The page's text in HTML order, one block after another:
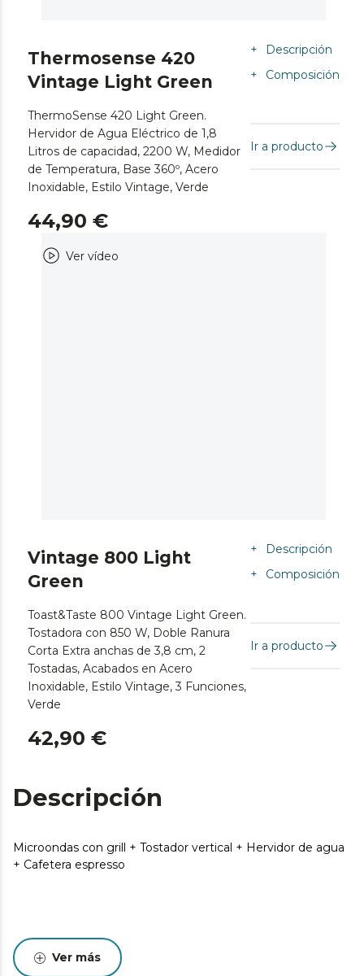
Thermosense 420
Vintage Light Green
ThermoSense 420 Light Green.
Hervidor de Agua Eléctrico de 1,8
Litros de capacidad, 2200 W, Medidor
de Temperatura, Base 360º, Acero
Inoxidable, Estilo Vintage, Verde
44,90 €
+
Descripción
+
Composición
Ir a producto
Ver vídeo
Vintage 800 Light
Green
Toast&Taste 800 Vintage Light Green.
Tostadora con 850 W, Doble Ranura
Corta Extra anchas de 3,8 cm, 2
Tostadas, Acabados en Acero
Inoxidable, Estilo Vintage, 3 Funciones,
Verde
42,90 €
+
Descripción
+
Composición
Ir a producto
Descripción
Microondas con grill + Tostador vertical + Hervidor de agua
+ Cafetera espresso
Ver más